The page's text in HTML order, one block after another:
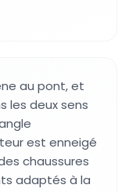
au pont, et
les deux sens
est enneigé
chaussures
adaptés à la